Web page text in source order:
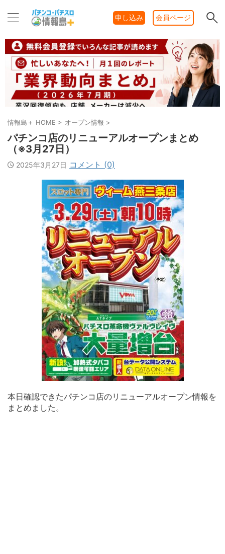
申し込み 会員ページ
情報島＋ HOME > オープン情報 >
パチンコ店のリニューアルオープンまとめ
（※3月27日）
2025年3月27日 コメント (0)
本日確認できたパチンコ店のリニューアルオープン情報を
まとめました。